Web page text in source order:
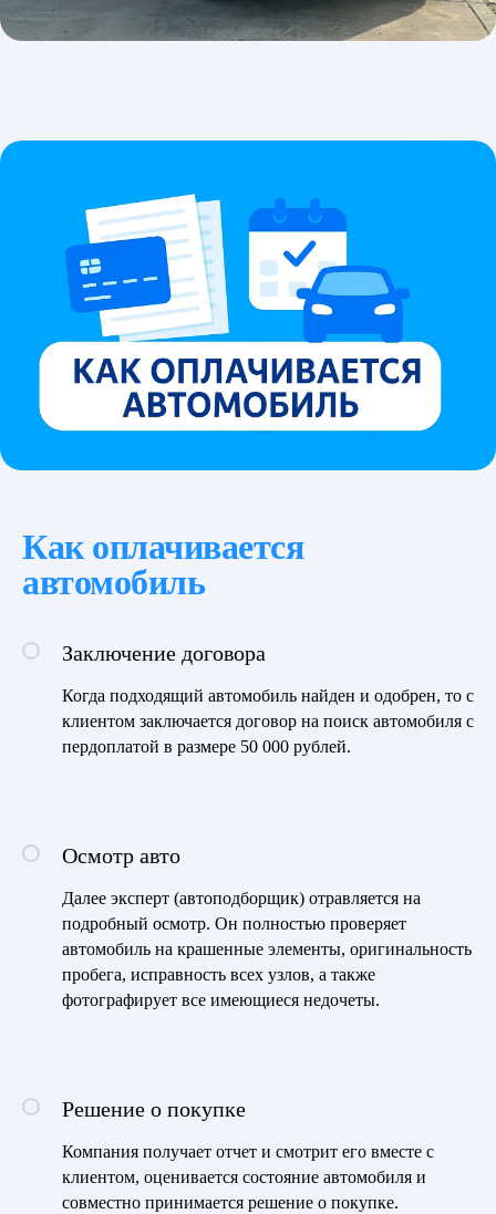
Как оплачивается
автомобиль
Заключение договора
Когда подходящий автомобиль найден и одобрен, то с
клиентом заключается договор на поиск автомобиля с
пердоплатой в размере 50 000 рублей.
Осмотр авто
Далее эксперт (автоподборщик) отравляется на
подробный осмотр. Он полностью проверяет
автомобиль на крашенные элементы, оригинальность
пробега, исправность всех узлов, а также
фотографирует все имеющиеся недочеты.
Решение о покупке
Компания получает отчет и смотрит его вместе с
клиентом, оценивается состояние автомобиля и
совместно принимается решение о покупке.